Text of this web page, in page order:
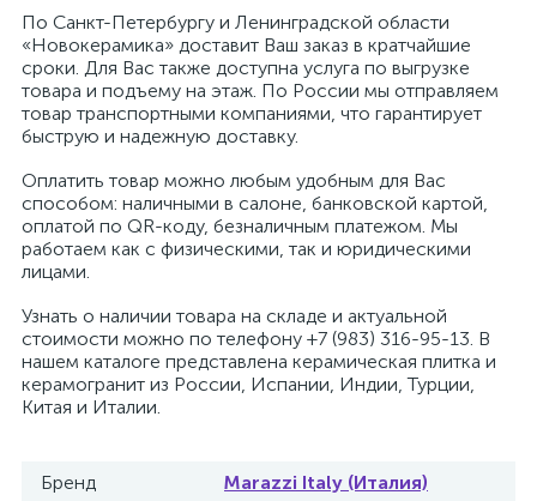
По Санкт-Петербургу и Ленинградской области
«Новокерамика» доставит Ваш заказ в кратчайшие
сроки. Для Вас также доступна услуга по выгрузке
товара и подъему на этаж. По России мы отправляем
товар транспортными компаниями, что гарантирует
быструю и надежную доставку.
Оплатить товар можно любым удобным для Вас
способом: наличными в салоне, банковской картой,
оплатой по QR-коду, безналичным платежом. Мы
работаем как с физическими, так и юридическими
лицами.
Узнать о наличии товара на складе и актуальной
стоимости можно по телефону +7 (983) 316-95-13. В
нашем каталоге представлена керамическая плитка и
керамогранит из России, Испании, Индии, Турции,
Китая и Италии.
Бренд Marazzi Italy (Италия)